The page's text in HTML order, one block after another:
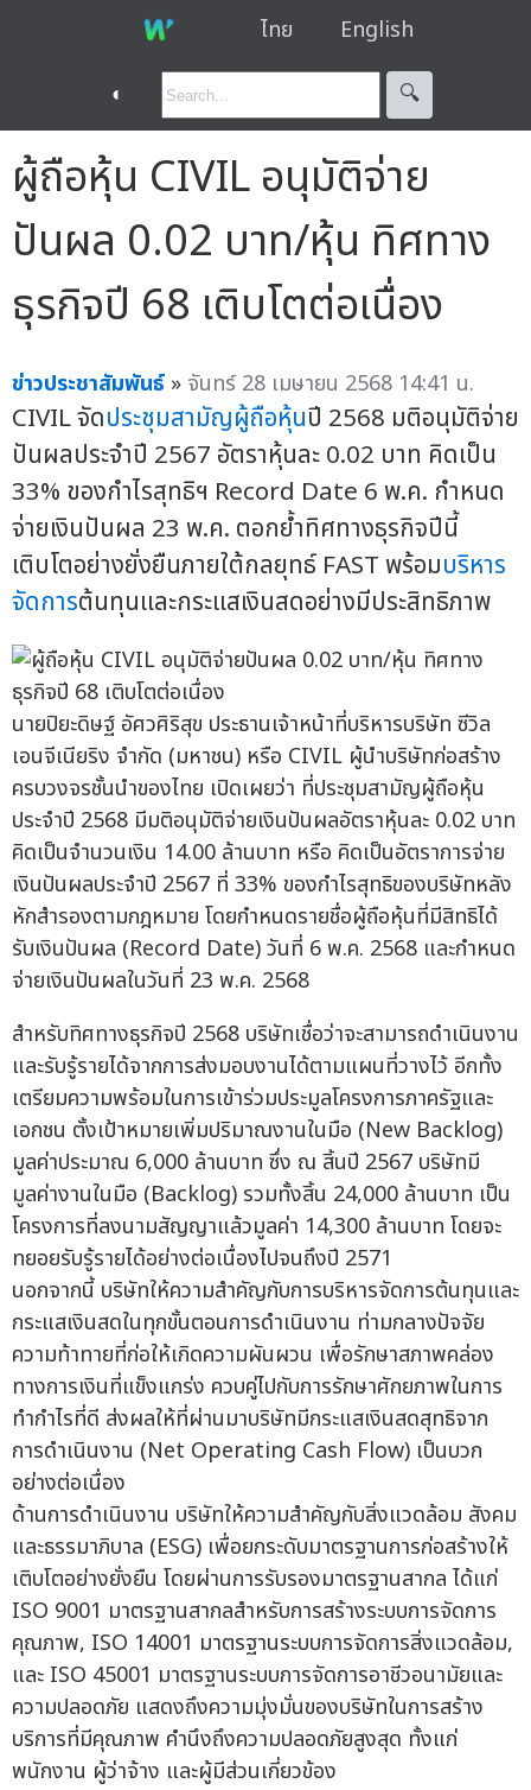
ไทย English
◐ 🔍︎
ผู้ถือหุ้น CIVIL อนุมัติจ่าย
ปันผล 0.02 บาท/หุ้น ทิศทาง
ธุรกิจปี 68 เติบโตต่อเนื่อง
ข่าวประชาสัมพันธ์ » จันทร์ 28 เมษายน 2568 14:41 น.
CIVIL จัดประชุมสามัญผู้ถือหุ้นปี 2568 มติอนุมัติจ่าย
ปันผลประจำปี 2567 อัตราหุ้นละ 0.02 บาท คิดเป็น
33% ของกำไรสุทธิฯ Record Date 6 พ.ค. กำหนด
จ่ายเงินปันผล 23 พ.ค. ตอกย้ำทิศทางธุรกิจปีนี้
เติบโตอย่างยั่งยืนภายใต้กลยุทธ์ FAST พร้อมบริหาร
จัดการต้นทุนและกระแสเงินสดอย่างมีประสิทธิภาพ
นายปิยะดิษฐ์ อัศวศิริสุข ประธานเจ้าหน้าที่บริหารบริษัท ซีวิล
เอนจีเนียริง จำกัด (มหาชน) หรือ CIVIL ผู้นำบริษัทก่อสร้าง
ครบวงจรชั้นนำของไทย เปิดเผยว่า ที่ประชุมสามัญผู้ถือหุ้น
ประจำปี 2568 มีมติอนุมัติจ่ายเงินปันผลอัตราหุ้นละ 0.02 บาท
คิดเป็นจำนวนเงิน 14.00 ล้านบาท หรือ คิดเป็นอัตราการจ่าย
เงินปันผลประจำปี 2567 ที่ 33% ของกำไรสุทธิของบริษัทหลัง
หักสำรองตามกฎหมาย โดยกำหนดรายชื่อผู้ถือหุ้นที่มีสิทธิได้
รับเงินปันผล (Record Date) วันที่ 6 พ.ค. 2568 และกำหนด
จ่ายเงินปันผลในวันที่ 23 พ.ค. 2568
สำหรับทิศทางธุรกิจปี 2568 บริษัทเชื่อว่าจะสามารถดำเนินงาน
และรับรู้รายได้จากการส่งมอบงานได้ตามแผนที่วางไว้ อีกทั้ง
เตรียมความพร้อมในการเข้าร่วมประมูลโครงการภาครัฐและ
เอกชน ตั้งเป้าหมายเพิ่มปริมาณงานในมือ (New Backlog)
มูลค่าประมาณ 6,000 ล้านบาท ซึ่ง ณ สิ้นปี 2567 บริษัทมี
มูลค่างานในมือ (Backlog) รวมทั้งสิ้น 24,000 ล้านบาท เป็น
โครงการที่ลงนามสัญญาแล้วมูลค่า 14,300 ล้านบาท โดยจะ
ทยอยรับรู้รายได้อย่างต่อเนื่องไปจนถึงปี 2571
นอกจากนี้ บริษัทให้ความสำคัญกับการบริหารจัดการต้นทุนและ
กระแสเงินสดในทุกขั้นตอนการดำเนินงาน ท่ามกลางปัจจัย
ความท้าทายที่ก่อให้เกิดความผันผวน เพื่อรักษาสภาพคล่อง
ทางการเงินที่แข็งแกร่ง ควบคู่ไปกับการรักษาศักยภาพในการ
ทำกำไรที่ดี ส่งผลให้ที่ผ่านมาบริษัทมีกระแสเงินสดสุทธิจาก
การดำเนินงาน (Net Operating Cash Flow) เป็นบวก
อย่างต่อเนื่อง
ด้านการดำเนินงาน บริษัทให้ความสำคัญกับสิ่งแวดล้อม สังคม
และธรรมาภิบาล (ESG) เพื่อยกระดับมาตรฐานการก่อสร้างให้
เติบโตอย่างยั่งยืน โดยผ่านการรับรองมาตรฐานสากล ได้แก่
ISO 9001 มาตรฐานสากลสำหรับการสร้างระบบการจัดการ
คุณภาพ, ISO 14001 มาตรฐานระบบการจัดการสิ่งแวดล้อม,
และ ISO 45001 มาตรฐานระบบการจัดการอาชีวอนามัยและ
ความปลอดภัย แสดงถึงความมุ่งมั่นของบริษัทในการสร้าง
บริการที่มีคุณภาพ คำนึงถึงความปลอดภัยสูงสุด ทั้งแก่
พนักงาน ผู้ว่าจ้าง และผู้มีส่วนเกี่ยวข้อง